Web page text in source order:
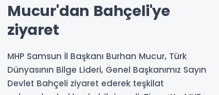
Mucur'dan Bahçeli'ye
ziyaret
MHP Samsun İl Başkanı Burhan Mucur, Türk
Dünyasının Bilge Lideri, Genel Başkanımız Sayın
Devlet Bahçeli ziyaret ederek teşkilat